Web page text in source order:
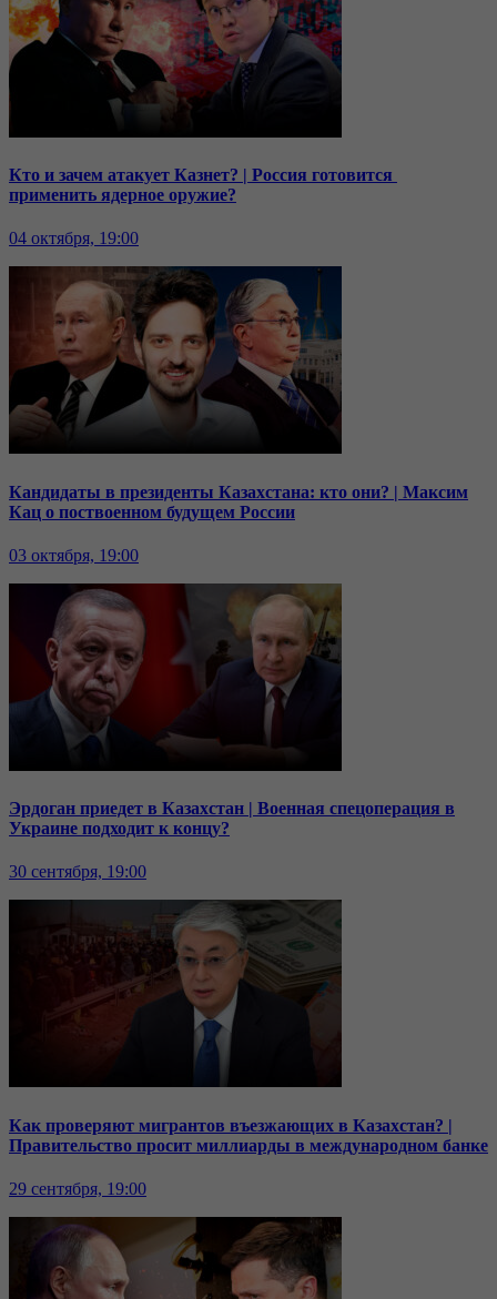
Кто и зачем атакует Казнет? | Россия готовится
применить ядерное оружие?
04 октября, 19:00
Кандидаты в президенты Казахстана: кто они? | Максим
Кац о поствоенном будущем России
03 октября, 19:00
Эрдоган приедет в Казахстан | Военная спецоперация в
Украине подходит к концу?
30 сентября, 19:00
Как проверяют мигрантов въезжающих в Казахстан? |
Правительство просит миллиарды в международном банке
29 сентября, 19:00